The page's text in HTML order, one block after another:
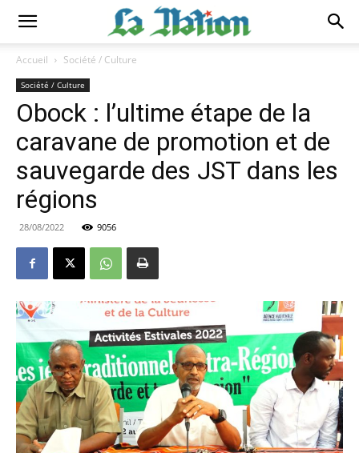
Accueil Société / Culture
Société / Culture
Obock : l’ultime étape de la
caravane de promotion et de
sauvegarde des JST dans les
régions
28/08/2022 9056